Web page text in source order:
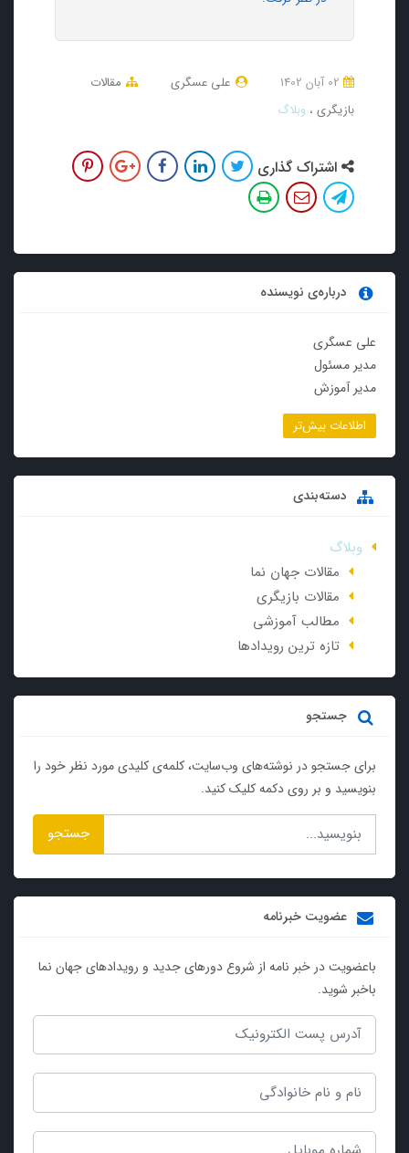
علی عسگری
مقالات
بازیگری وبلاگ
اشتراک گذاری
درباره‌ی نویسنده
علی عسگری
مدیر مسئول
مدیر آموزش
اطلاعات بیش‌تر
دسته‌بندی
وبلاگ
مقالات جهان نما
مقالات بازیگری
مطالب آموزشی
تازه ترین رویدادها
جستجو
برای جستجو در نوشته‌های وب‌سایت، کلمه‌ی کلیدی مورد نظر خود را
بنویسید و بر روی دکمه کلیک کنید.
جستجو
عضویت خبرنامه
باعضویت در خبر نامه از شروع دورهای جدید و رویدادهای جهان نما
باخبر شوید.